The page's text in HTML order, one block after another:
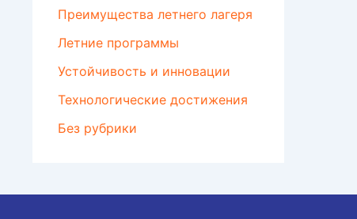
Преимущества летнего лагеря
Летние программы
Устойчивость и инновации
Технологические достижения
Без рубрики